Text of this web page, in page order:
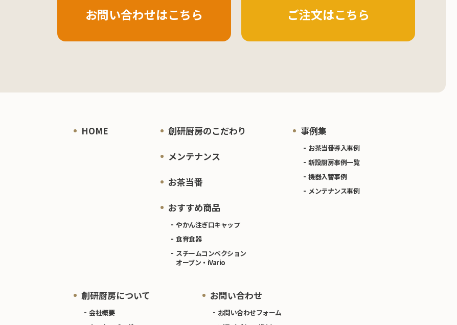
お問い合わせはこちら ご注文はこちら
HOME
創研厨房のこだわり
メンテナンス
お茶当番
おすすめ商品
やかん注ぎ口キャップ
食育食器
スチームコンベクション
オーブン・iVario
事例集
お茶当番導入事例
新設厨房事例一覧
機器入替事例
メンテナンス事例
創研厨房について
会社概要
お問い合わせ
お問い合わせフォーム